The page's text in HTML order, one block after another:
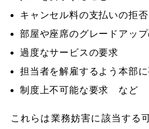
キャンセル料の支払いの拒否
部屋や座席のグレードアッ
過度なサービスの要求
担当者を解雇するよう本部
制度上不可能な要求 など
これらは業務妨害に該当する